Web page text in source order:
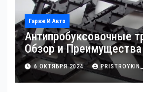
Гараж И Авто
Антипробуксовочные
Обзор и Преимущества
6 ОКТЯБРЯ 2024 PRISTROYKIN_